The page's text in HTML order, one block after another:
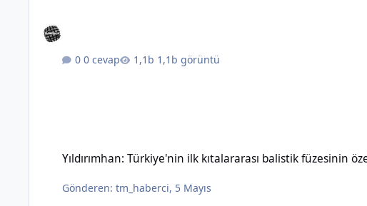
0 cevap 1,1b görüntü
Yıldırımhan: Türkiye'nin ilk kıtalararası balistik füzesinin
Gönderen:tm_haberci, 5 Mayıs